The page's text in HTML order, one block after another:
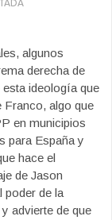
algunos
derecha de
ideología que
Franco, algo que
en municipios
para España y
hace el
de Jason
poder de la
advierte de que